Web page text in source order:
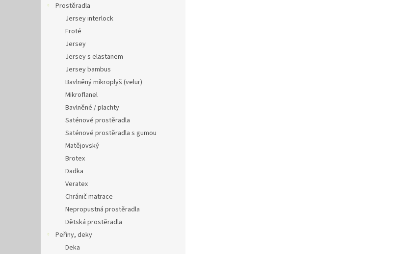
Prostěradla
Jersey interlock
Froté
Jersey
Jersey s elastanem
Jersey bambus
Bavlněný mikroplyš (velur)
Mikroflanel
Bavlněné / plachty
Saténové prostěradla
Saténové prostěradla s gumou
Matějovský
Brotex
Dadka
Veratex
Chránič matrace
Nepropustná prostěradla
Dětská prostěradla
Peřiny, deky
Deka